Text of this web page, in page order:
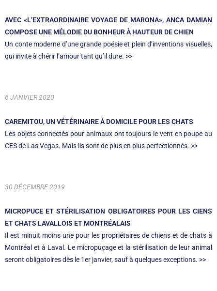
AVEC «L’EXTRAORDINAIRE VOYAGE DE MARONA», ANCA DAMIAN
COMPOSE UNE MÉLODIE DU BONHEUR À HAUTEUR DE CHIEN
Un conte moderne d’une grande poésie et plein d’inventions visuelles,
qui invite à chérir l’amour tant qu’il dure. >>
6 JANVIER 2020
CAREMITOU, UN VÉTÉRINAIRE À DOMICILE POUR LES CHATS
Les objets connectés pour animaux ont toujours le vent en poupe au
CES de Las Vegas. Mais ils sont de plus en plus perfectionnés. >>
30 DÉCEMBRE 2019
MICROPUCE ET STÉRILISATION OBLIGATOIRES POUR LES CIENS
ET CHATS LAVALLOIS ET MONTRÉALAIS
Il est minuit moins une pour les propriétaires de chiens et de chats à
Montréal et à Laval. Le micropuçage et la stérilisation de leur animal
seront obligatoires dès le 1er janvier, sauf à quelques exceptions. >>